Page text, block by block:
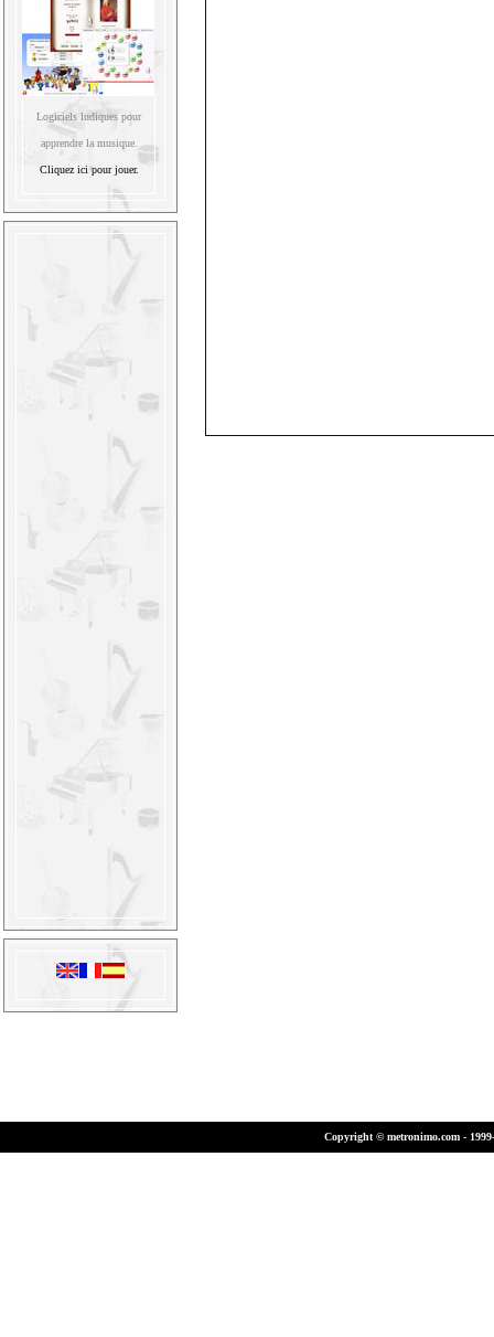
Logiciels ludiques pour
apprendre la musique.
Cliquez ici pour jouer.
Copyright © metronimo.com -